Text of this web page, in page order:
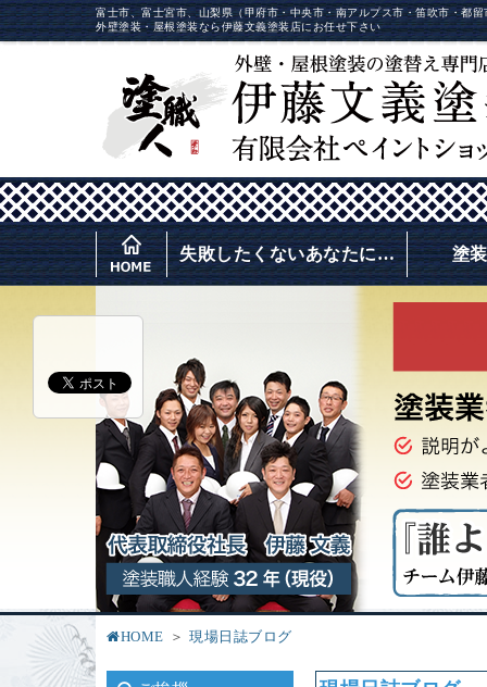
富士市、富士宮市、山梨県（甲府市・中央市・南アルプス市・笛吹市・都
外壁塗装・屋根塗装なら伊藤文義塗装店にお任せ下さい
失敗したくないあなたに… 塗
HOME 現場日誌ブログ